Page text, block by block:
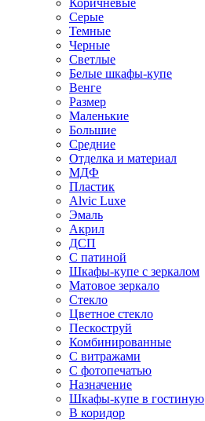
Коричневые
Серые
Темные
Черные
Светлые
Белые шкафы-купе
Венге
Размер
Маленькие
Большие
Средние
Отделка и материал
МДФ
Пластик
Alvic Luxe
Эмаль
Акрил
ДСП
С патиной
Шкафы-купе с зеркалом
Матовое зеркало
Стекло
Цветное стекло
Пескоструй
Комбинированные
С витражами
С фотопечатью
Назначение
Шкафы-купе в гостиную
В коридор